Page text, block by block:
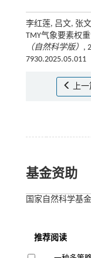
李红莲, 吕文, 张
TMY气象要素权
（自然科学版） ,
7930.2025.05.011
上一
基金资助
国家自然科学基